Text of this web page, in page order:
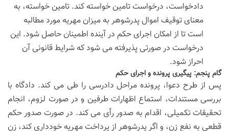
دادخواست، درخواست تامین خواسته کند. تامین خواسته، به
معنای توقیف اموال پدرشوهر به میزان مهریه مورد مطالبه
است تا از امکان اجرای حکم در آینده اطمینان حاصل شود. این
درخواست در صورتی پذیرفته می شود که شرایط قانونی آن
احراز شود.
گام پنجم: پیگیری پرونده و اجرای حکم
پس از طرح دعوا، پرونده مراحل دادرسی را طی می کند. دادگاه با
بررسی مستندات، استماع اظهارات طرفین و در صورت لزوم، انجام
تحقیقات تکمیلی، اقدام به صدور رأی می کند. در صورت صدور حکم
قطعی به نفع زن، و اگر پدرشوهر از پرداخت مهریه خودداری کند، زن